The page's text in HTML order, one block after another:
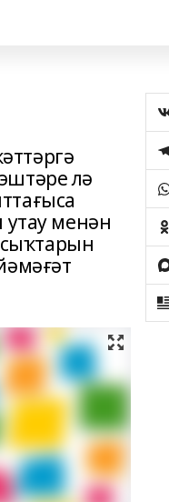
лә
утау менән